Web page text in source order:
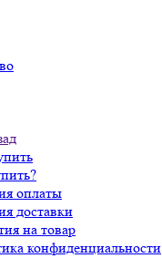
оплаты
доставки
на товар
конфиденциальности